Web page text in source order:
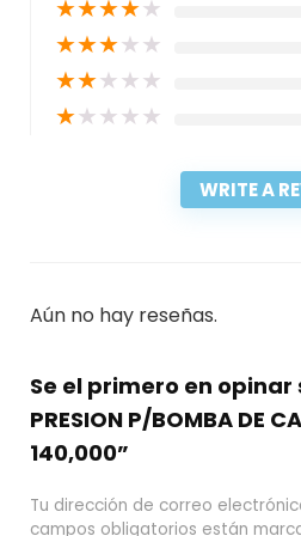
★★★★★
★★★★★
★★★★★
★★★★★
WRITE A
Aún no hay reseñas.
Se el primero en opinar
PRESION P/BOMBA DE
140,000”
Tu dirección de correo
campos obligatorios están